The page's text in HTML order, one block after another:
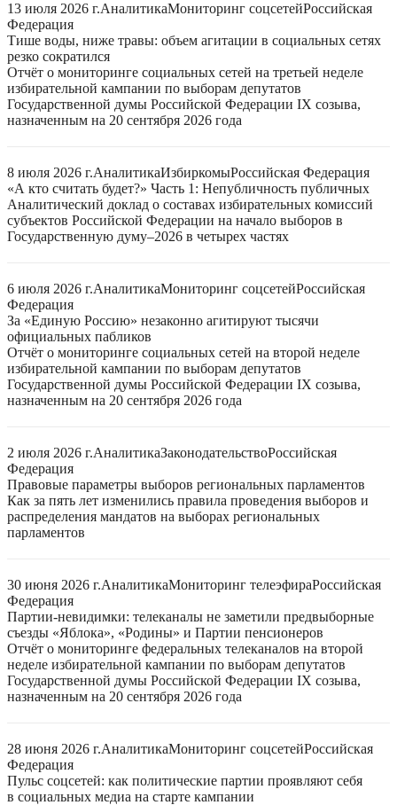
13 июля 2026 г.АналитикаМониторинг соцсетейРоссийская
Федерация
Тише воды, ниже травы: объем агитации в социальных сетях
резко сократился
Отчёт о мониторинге социальных сетей на третьей неделе
избирательной кампании по выборам депутатов
Государственной думы Российской Федерации IX созыва,
назначенным на 20 сентября 2026 года
8 июля 2026 г.АналитикаИзбиркомыРоссийская Федерация
«А кто считать будет?» Часть 1: Непубличность публичных
Аналитический доклад о составах избирательных комиссий
субъектов Российской Федерации на начало выборов в
Государственную думу–2026 в четырех частях
6 июля 2026 г.АналитикаМониторинг соцсетейРоссийская
Федерация
За «Единую Россию» незаконно агитируют тысячи
официальных пабликов
Отчёт о мониторинге социальных сетей на второй неделе
избирательной кампании по выборам депутатов
Государственной думы Российской Федерации IX созыва,
назначенным на 20 сентября 2026 года
2 июля 2026 г.АналитикаЗаконодательствоРоссийская
Федерация
Правовые параметры выборов региональных парламентов
Как за пять лет изменились правила проведения выборов и
распределения мандатов на выборах региональных
парламентов
30 июня 2026 г.АналитикаМониторинг телеэфираРоссийская
Федерация
Партии-невидимки: телеканалы не заметили предвыборные
съезды «Яблока», «Родины» и Партии пенсионеров
Отчёт о мониторинге федеральных телеканалов на второй
неделе избирательной кампании по выборам депутатов
Государственной думы Российской Федерации IX созыва,
назначенным на 20 сентября 2026 года
28 июня 2026 г.АналитикаМониторинг соцсетейРоссийская
Федерация
Пульс соцсетей: как политические партии проявляют себя
в социальных медиа на старте кампании